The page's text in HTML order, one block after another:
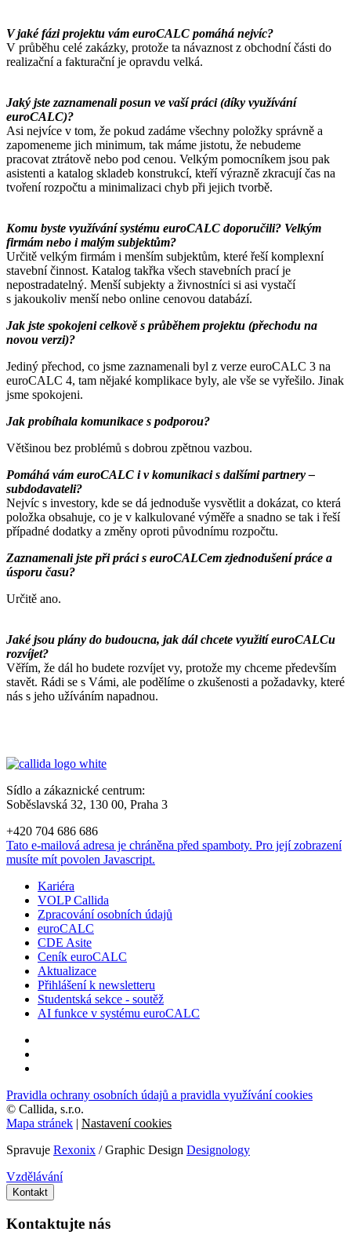
V jaké fázi projektu vám euroCALC pomáhá nejvíc?
V průběhu celé zakázky, protože ta návaznost z obchodní části do
realizační a fakturační je opravdu velká.
Jaký jste zaznamenali posun ve vaší práci (díky využívání
euroCALC)?
Asi nejvíce v tom, že pokud zadáme všechny položky správně a
zapomeneme jich minimum, tak máme jistotu, že nebudeme
pracovat ztrátově nebo pod cenou. Velkým pomocníkem jsou pak
asistenti a katalog skladeb konstrukcí, kteří výrazně zkracují čas na
tvoření rozpočtu a minimalizaci chyb při jejich tvorbě.
Komu byste využívání systému euroCALC doporučili? Velkým
firmám nebo i malým subjektům?
Určitě velkým firmám i menším subjektům, které řeší komplexní
stavební činnost. Katalog takřka všech stavebních prací je
nepostradatelný. Menší subjekty a živnostníci si asi vystačí
s jakoukoliv menší nebo online cenovou databází.
Jak jste spokojeni celkově s průběhem projektu (přechodu na
novou verzi)?
Jediný přechod, co jsme zaznamenali byl z verze euroCALC 3 na
euroCALC 4, tam nějaké komplikace byly, ale vše se vyřešilo. Jinak
jsme spokojeni.
Jak probíhala komunikace s podporou?
Většinou bez problémů s dobrou zpětnou vazbou.
Pomáhá vám euroCALC i v komunikaci s dalšími partnery –
subdodavateli?
Nejvíc s investory, kde se dá jednoduše vysvětlit a dokázat, co která
položka obsahuje, co je v kalkulované výměře a snadno se tak i řeší
případné dodatky a změny oproti původnímu rozpočtu.
Zaznamenali jste při práci s euroCALCem zjednodušení práce a
úsporu času?
Určitě ano.
Jaké jsou plány do budoucna, jak dál chcete využití euroCALCu
rozvíjet?
Věřím, že dál ho budete rozvíjet vy, protože my chceme především
stavět. Rádi se s Vámi, ale podělíme o zkušenosti a požadavky, které
nás s jeho užíváním napadnou.
Sídlo a zákaznické centrum:
Soběslavská 32, 130 00, Praha 3
+420 704 686 686
Tato e-mailová adresa je chráněna před spamboty. Pro její zobrazení
musíte mít povolen Javascript.
Kariéra
VOLP Callida
Zpracování osobních údajů
euroCALC
CDE Asite
Ceník euroCALC
Aktualizace
Přihlášení k newsletteru
Studentská sekce - soutěž
AI funkce v systému euroCALC
Pravidla ochrany osobních údajů a pravidla využívání cookies
© Callida, s.r.o.
Mapa stránek | Nastavení cookies
Spravuje Rexonix / Graphic Design Designology
Vzdělávání
Kontakt
Kontaktujte nás